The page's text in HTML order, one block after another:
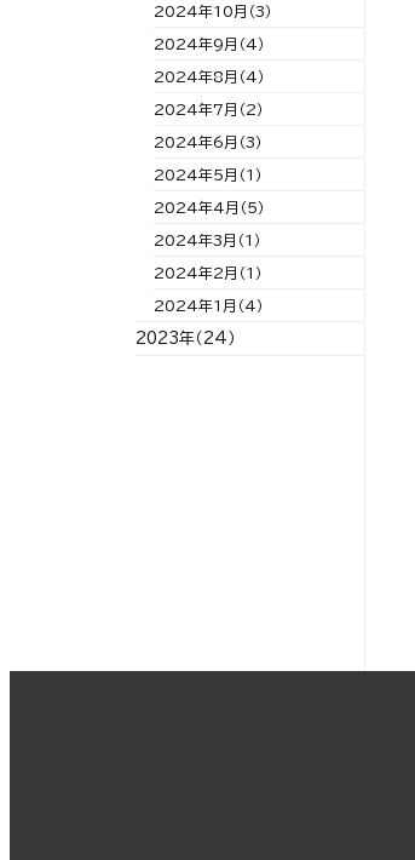
2024年10月（3）
2024年9月（4）
2024年8月（4）
2024年7月（2）
2024年6月（3）
2024年5月（1）
2024年4月（5）
2024年3月（1）
2024年2月（1）
2024年1月（4）
2023年（24）